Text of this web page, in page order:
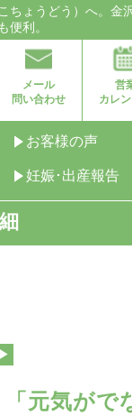
ちょうどう）へ。金
便利。
メール
問い合わせ
営
カレ
お客様の声
妊娠･出産報告
元気がで